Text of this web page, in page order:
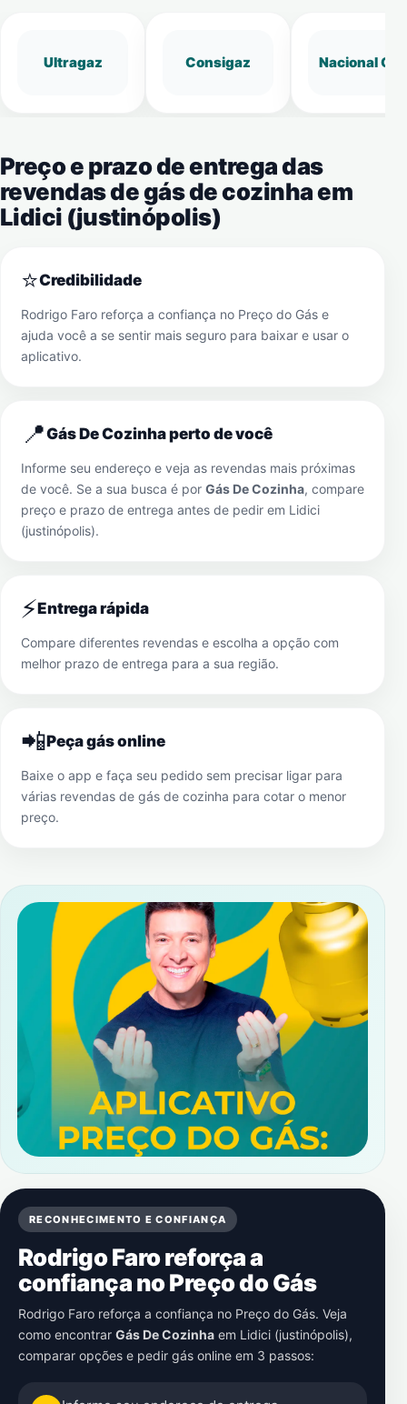
Ultragaz Consigaz Nacional Gás
Preço e prazo de entrega das
revendas de gás de cozinha em
Lidici (justinópolis)
⭐Credibilidade
Rodrigo Faro reforça a confiança no Preço do Gás e
ajuda você a se sentir mais seguro para baixar e usar o
aplicativo.
📍Gás De Cozinha perto de você
Informe seu endereço e veja as revendas mais próximas
de você. Se a sua busca é por Gás De Cozinha, compare
preço e prazo de entrega antes de pedir em Lidici
(justinópolis).
⚡Entrega rápida
Compare diferentes revendas e escolha a opção com
melhor prazo de entrega para a sua região.
📲Peça gás online
Baixe o app e faça seu pedido sem precisar ligar para
várias revendas de gás de cozinha para cotar o menor
preço.
RECONHECIMENTO E CONFIANÇA
Rodrigo Faro reforça a
confiança no Preço do Gás
Rodrigo Faro reforça a confiança no Preço do Gás. Veja
como encontrar Gás De Cozinha em Lidici (justinópolis),
comparar opções e pedir gás online em 3 passos: